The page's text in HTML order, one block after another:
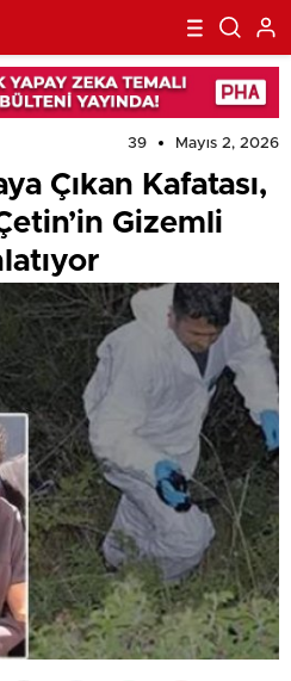
39 Mayıs 2, 2026
Çıkan Kafatası,
Gizemli